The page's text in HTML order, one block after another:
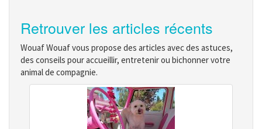
Retrouver les articles récents
Wouaf Wouaf vous propose des articles avec des astuces,
des conseils pour accueillir, entretenir ou bichonner votre
animal de compagnie.